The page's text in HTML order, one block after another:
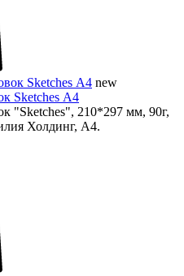
new
Sketches А4
"Sketches", 210*297 мм, 90г,
Холдинг, А4.